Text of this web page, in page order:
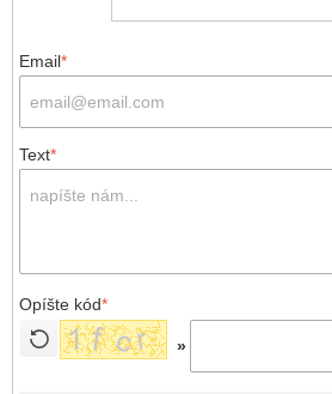
Email*
Text*
Opíšte kód*
»